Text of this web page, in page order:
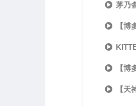
茅乃
【博
【博
【